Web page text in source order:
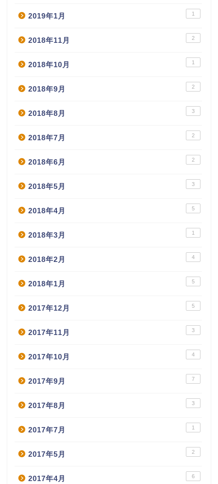
2019年1月 1
2018年11月 2
2018年10月 1
2018年9月 2
2018年8月 3
2018年7月 2
2018年6月 2
2018年5月 3
2018年4月 5
2018年3月 1
2018年2月 4
2018年1月 5
2017年12月 5
2017年11月 3
2017年10月 4
2017年9月 7
2017年8月 3
2017年7月 1
2017年5月 2
2017年4月 6